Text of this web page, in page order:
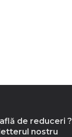
de reduceri ?
nostru